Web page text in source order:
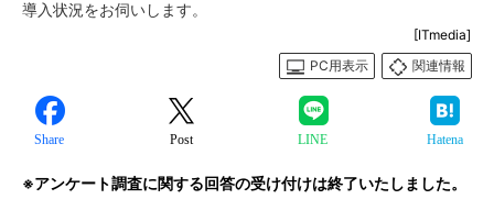
導入状況をお伺いします。
[ITmedia]
PC用表示
関連情報
Share Post LINE Hatena
※アンケート調査に関する回答の受け付けは終了いたしました。